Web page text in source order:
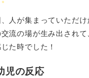
人が集まっていただけ
流の場が生み出されて
た時でした！
児の反応